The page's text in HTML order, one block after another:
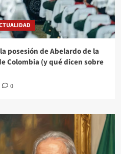
posesión de Abelardo de la
Colombia (y qué dicen sobre
0